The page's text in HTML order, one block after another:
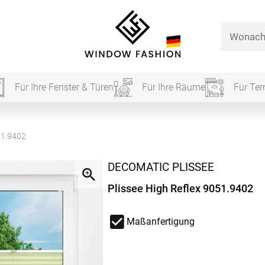
Für Ihre Fenster & Türen Für Ihre Räume Für
DECOMATIC PLISSEE
Plissee High Reflex 9051.9402
Maßanfertigung